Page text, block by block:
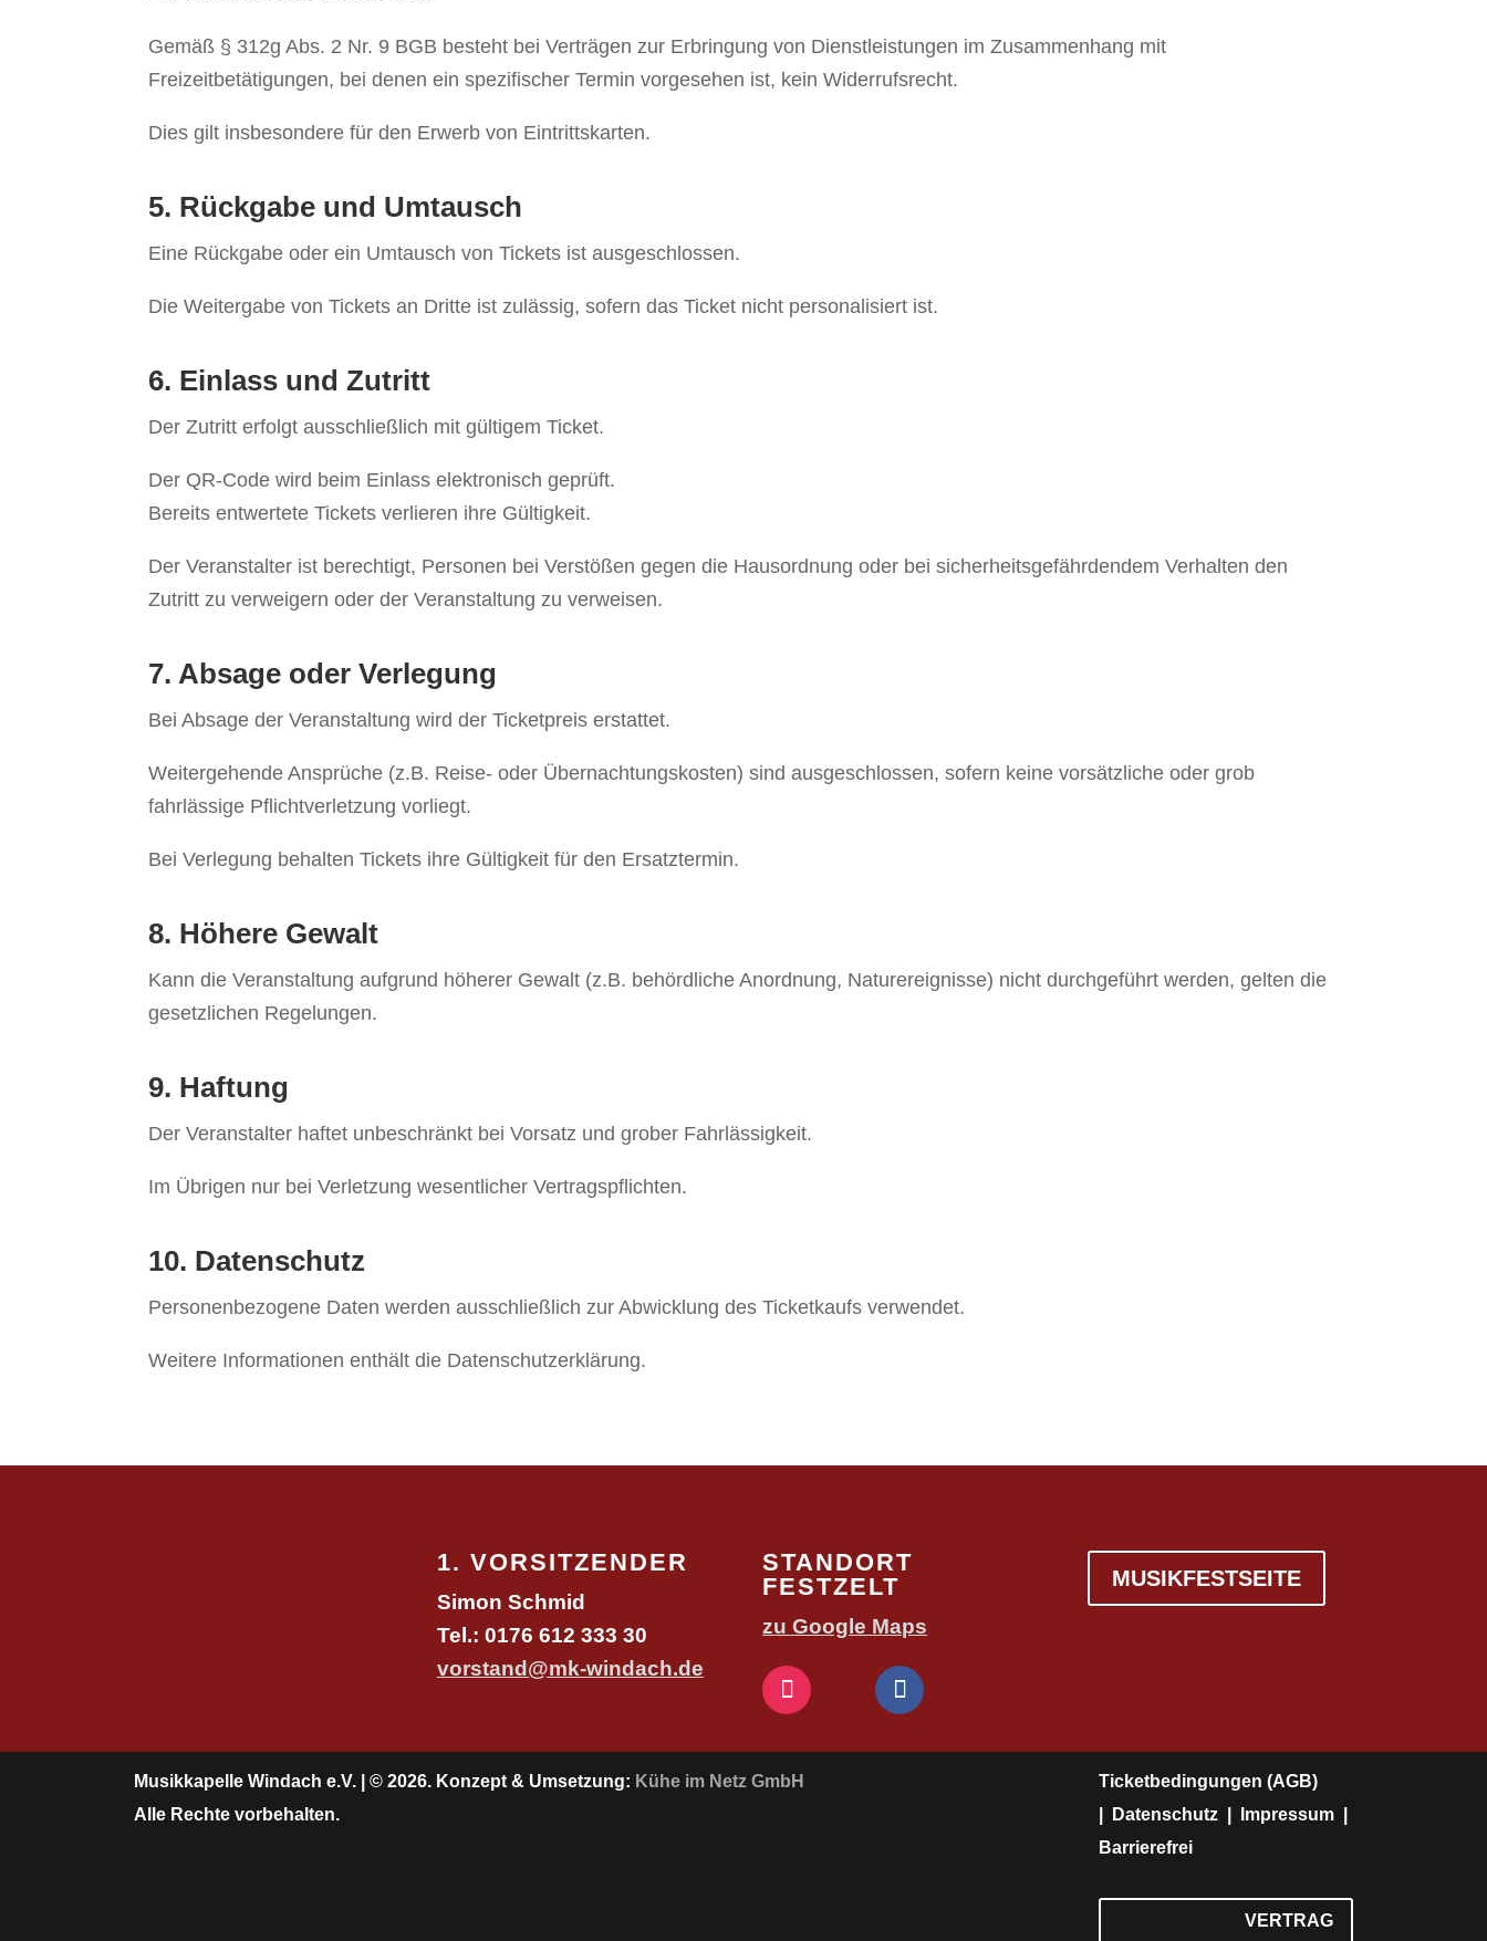
Gemäß § 312g Abs. 2 Nr. 9 BGB besteht bei Verträgen zur Erbringung von Dienstleistungen im Zusammenhang mit
Freizeitbetätigungen, bei denen ein spezifischer Termin vorgesehen ist, kein Widerrufsrecht.
Dies gilt insbesondere für den Erwerb von Eintrittskarten.
5. Rückgabe und Umtausch
Eine Rückgabe oder ein Umtausch von Tickets ist ausgeschlossen.
Die Weitergabe von Tickets an Dritte ist zulässig, sofern das Ticket nicht personalisiert ist.
6. Einlass und Zutritt
Der Zutritt erfolgt ausschließlich mit gültigem Ticket.
Der QR-Code wird beim Einlass elektronisch geprüft.
Bereits entwertete Tickets verlieren ihre Gültigkeit.
Der Veranstalter ist berechtigt, Personen bei Verstößen gegen die Hausordnung oder bei sicherheitsgefährdendem Verhalten den
Zutritt zu verweigern oder der Veranstaltung zu verweisen.
7. Absage oder Verlegung
Bei Absage der Veranstaltung wird der Ticketpreis erstattet.
Weitergehende Ansprüche (z.B. Reise- oder Übernachtungskosten) sind ausgeschlossen, sofern keine vorsätzliche oder grob
fahrlässige Pflichtverletzung vorliegt.
Bei Verlegung behalten Tickets ihre Gültigkeit für den Ersatztermin.
8. Höhere Gewalt
Kann die Veranstaltung aufgrund höherer Gewalt (z.B. behördliche Anordnung, Naturereignisse) nicht durchgeführt werden, gelten die
gesetzlichen Regelungen.
9. Haftung
Der Veranstalter haftet unbeschränkt bei Vorsatz und grober Fahrlässigkeit.
Im Übrigen nur bei Verletzung wesentlicher Vertragspflichten.
10. Datenschutz
Personenbezogene Daten werden ausschließlich zur Abwicklung des Ticketkaufs verwendet.
Weitere Informationen enthält die Datenschutzerklärung.
1. VORSITZENDER
Simon Schmid
Tel.: 0176 612 333 30
vorstand@mk-windach.de
STANDORT
FESTZELT
zu Google Maps
MUSIKFESTSEITE
Musikkapelle Windach e.V. | © 2026. Konzept & Umsetzung: Kühe im Netz GmbH
Alle Rechte vorbehalten.
Ticketbedingungen (AGB)
Datenschutz | Impressum|
Barrierefrei
VERTRAG